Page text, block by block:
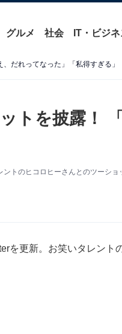
グルメ 社会 IT・ビジネ
だれってなった」「私得すぎる」
トを披露！ 「
トのヒコロヒーさんとのツーショ
を更新。お笑いタレント